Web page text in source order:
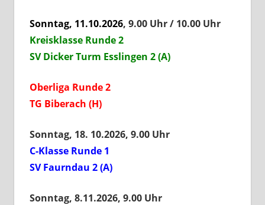
Sonntag, 11.10.2026, 9.00 Uhr / 10.00 Uhr
Kreisklasse Runde 2
SV Dicker Turm Esslingen 2 (A)
Oberliga Runde 2
TG Biberach (H)
Sonntag, 18. 10.2026, 9.00 Uhr
C-Klasse Runde 1
SV Faurndau 2 (A)
Sonntag, 8.11.2026, 9.00 Uhr